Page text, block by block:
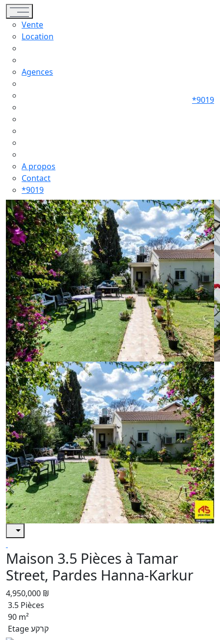
Toggle navigation
Vente
Location
Agences
A propos
Contact
*9019
*9019
Maison 3.5 Pièces à Tamar
Street, Pardes Hanna-Karkur
4,950,000 ₪
3.5 Pièces
90 m²
Etage קרקע